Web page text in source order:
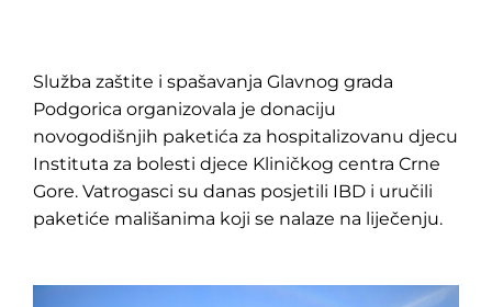
Služba zaštite i spašavanja Glavnog grada
Podgorica organizovala je donaciju
novogodišnjih paketića za hospitalizovanu djecu
Instituta za bolesti djece Kliničkog centra Crne
Gore. Vatrogasci su danas posjetili IBD i uručili
paketiće mališanima koji se nalaze na liječenju.